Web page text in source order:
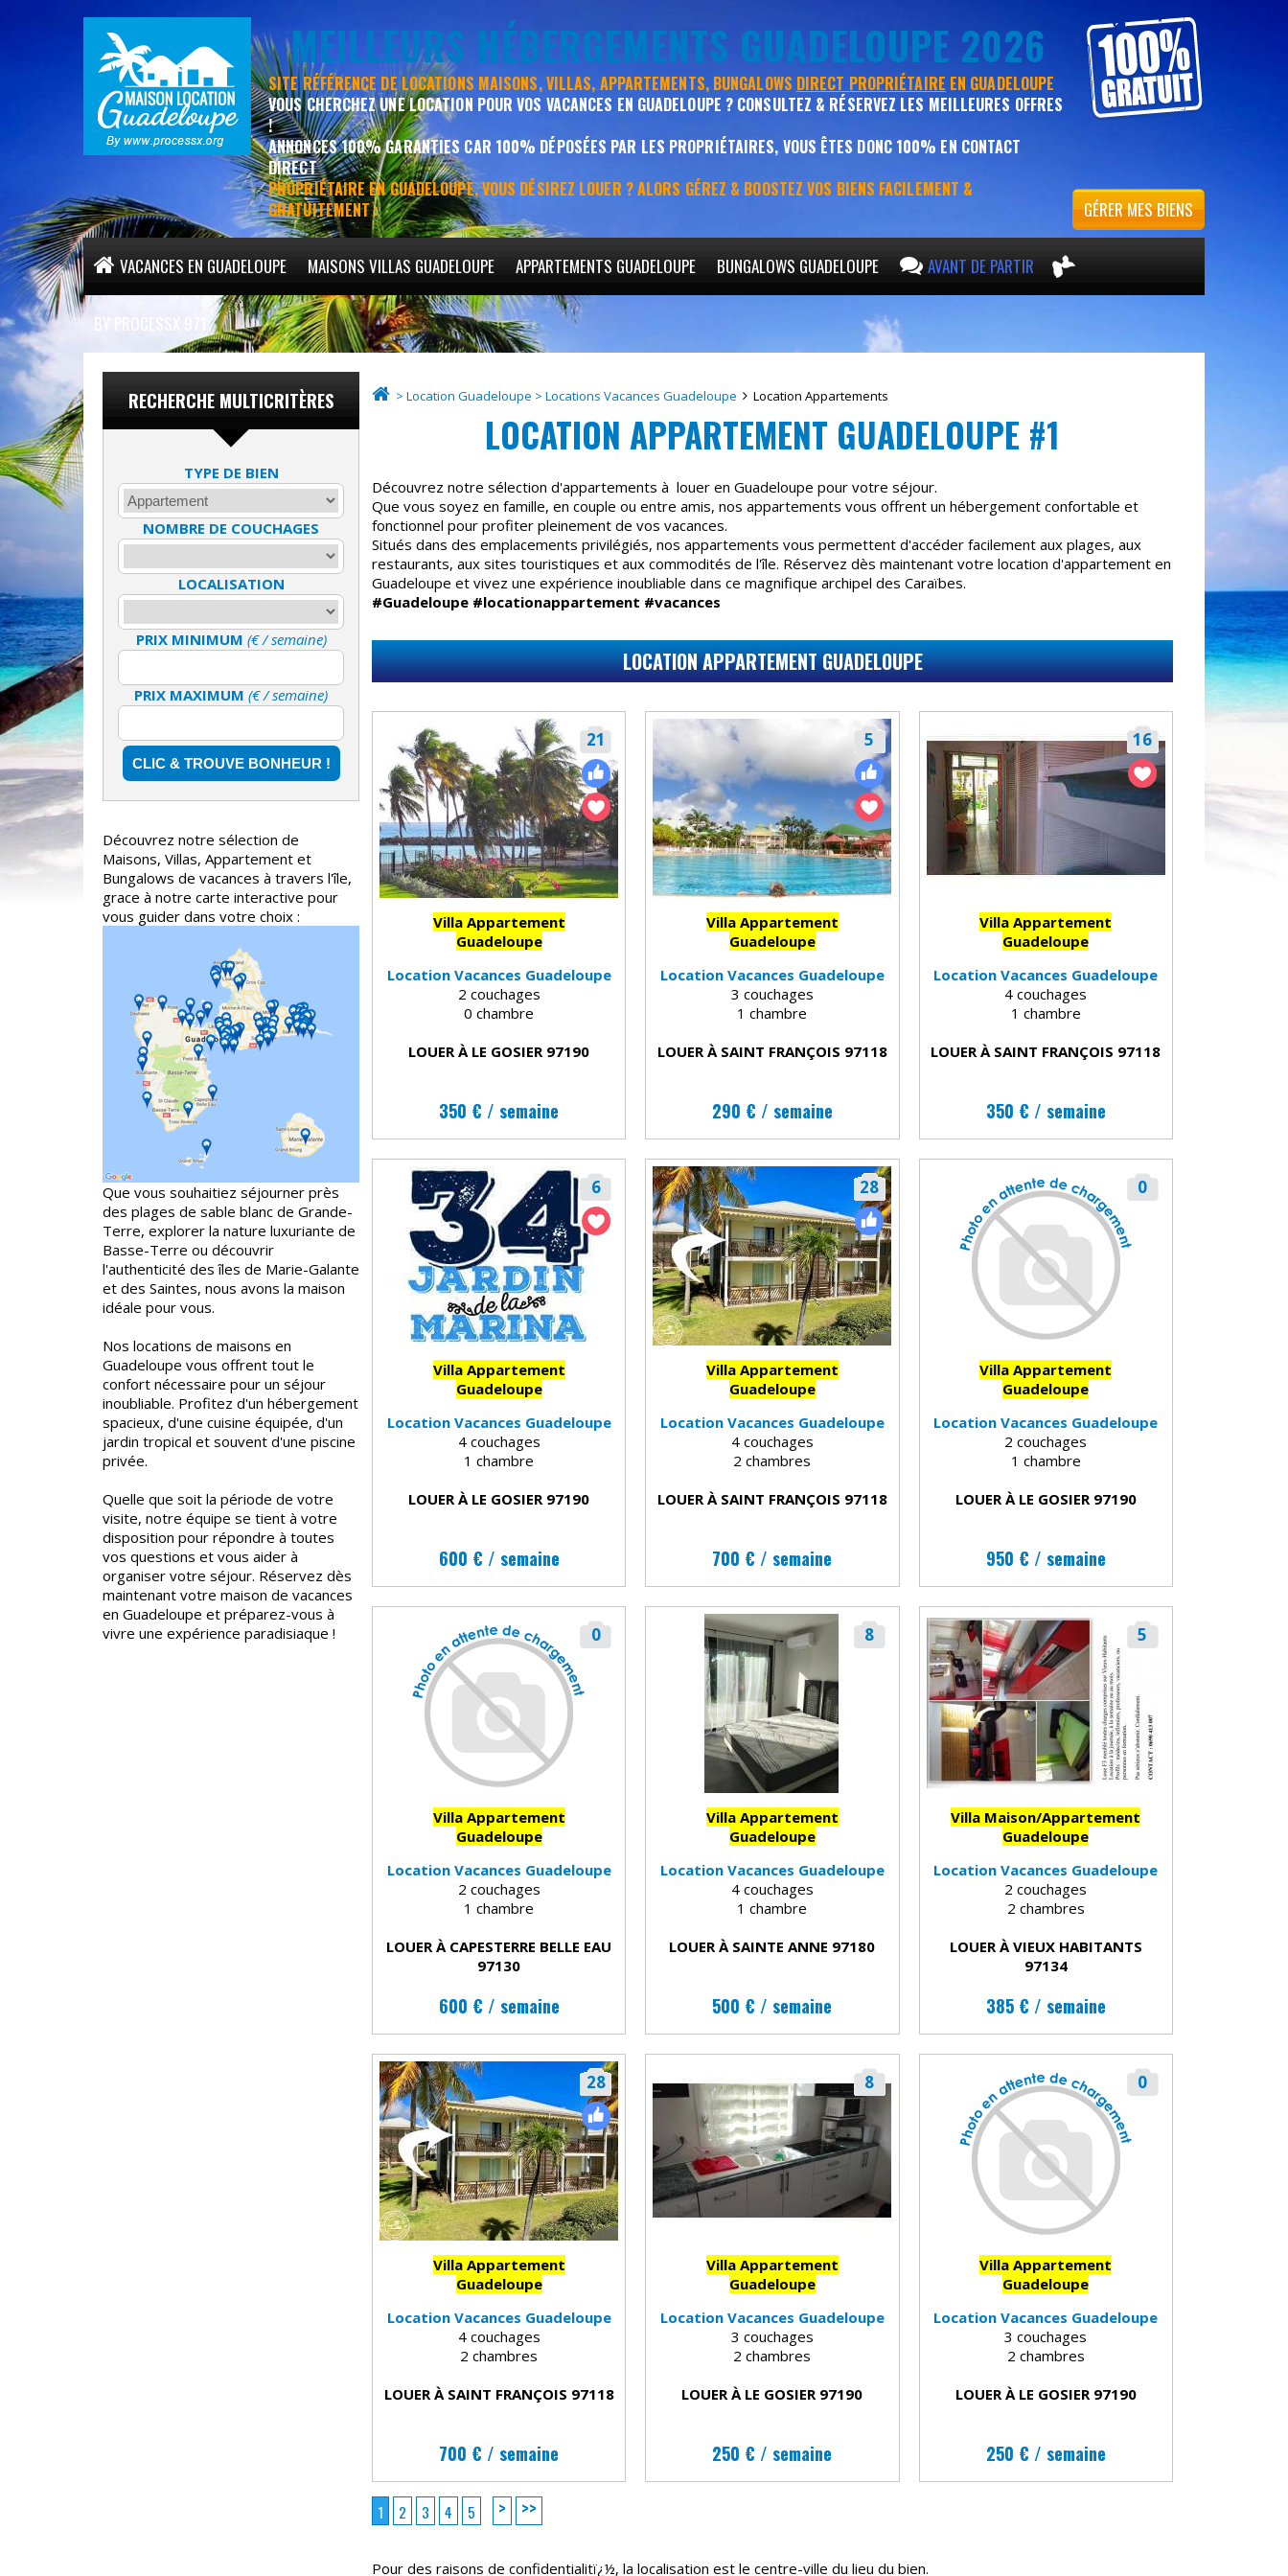
MEILLEURS HÉBERGEMENTS GUADELOUPE 2026
SITE RÉFÉRENCE DE LOCATIONS MAISONS, VILLAS, APPARTEMENTS, BUNGALOWS DIRECT PROPRIÉTAIRE EN GUADELOUPE
VOUS CHERCHEZ UNE LOCATION POUR VOS VACANCES EN GUADELOUPE ? CONSULTEZ & RÉSERVEZ LES MEILLEURES OFFRES
!
ANNONCES 100% GARANTIES CAR 100% DÉPOSÉES PAR LES PROPRIÉTAIRES, VOUS ÊTES DONC 100% EN CONTACT
DIRECT
PROPRIÉTAIRE EN GUADELOUPE, VOUS DÉSIREZ LOUER ? ALORS GÉREZ & BOOSTEZ VOS BIENS FACILEMENT &
GRATUITEMENT :
VACANCES EN GUADELOUPE MAISONS VILLAS GUADELOUPE APPARTEMENTS GUADELOUPE BUNGALOWS GUADELOUPE AVANT DE PARTIR
BY PROCESSX 971
GÉRER MES BIENS
> Location Guadeloupe > Locations Vacances Guadeloupe Location Appartements
LOCATION APPARTEMENT GUADELOUPE #1
Découvrez notre sélection d'appartements à louer en Guadeloupe pour votre séjour.
Que vous soyez en famille, en couple ou entre amis, nos appartements vous offrent un hébergement confortable et
fonctionnel pour profiter pleinement de vos vacances.
Situés dans des emplacements privilégiés, nos appartements vous permettent d'accéder facilement aux plages, aux
restaurants, aux sites touristiques et aux commodités de l'île. Réservez dès maintenant votre location d'appartement en
Guadeloupe et vivez une expérience inoubliable dans ce magnifique archipel des Caraïbes.
#Guadeloupe #locationappartement #vacances
LOCATION APPARTEMENT GUADELOUPE
21
Villa Appartement
Guadeloupe
Location Vacances Guadeloupe
2 couchages
0 chambre
LOUER À LE GOSIER 97190
350 € / semaine
5
Villa Appartement
Guadeloupe
Location Vacances Guadeloupe
3 couchages
1 chambre
LOUER À SAINT FRANÇOIS 97118
290 € / semaine
16
Villa Appartement
Guadeloupe
Location Vacances Guadeloupe
4 couchages
1 chambre
LOUER À SAINT FRANÇOIS 97118
350 € / semaine
6
Villa Appartement
Guadeloupe
Location Vacances Guadeloupe
4 couchages
1 chambre
LOUER À LE GOSIER 97190
600 € / semaine
28
Villa Appartement
Guadeloupe
Location Vacances Guadeloupe
4 couchages
2 chambres
LOUER À SAINT FRANÇOIS 97118
700 € / semaine
0
Villa Appartement
Guadeloupe
Location Vacances Guadeloupe
2 couchages
1 chambre
LOUER À LE GOSIER 97190
950 € / semaine
0
Villa Appartement
Guadeloupe
Location Vacances Guadeloupe
2 couchages
1 chambre
LOUER À CAPESTERRE BELLE EAU
97130
600 € / semaine
8
Villa Appartement
Guadeloupe
Location Vacances Guadeloupe
4 couchages
1 chambre
LOUER À SAINTE ANNE 97180
500 € / semaine
5
Villa Maison/Appartement
Guadeloupe
Location Vacances Guadeloupe
2 couchages
2 chambres
LOUER À VIEUX HABITANTS
97134
385 € / semaine
28
Villa Appartement
Guadeloupe
Location Vacances Guadeloupe
4 couchages
2 chambres
LOUER À SAINT FRANÇOIS 97118
700 € / semaine
8
Villa Appartement
Guadeloupe
Location Vacances Guadeloupe
3 couchages
2 chambres
LOUER À LE GOSIER 97190
250 € / semaine
0
Villa Appartement
Guadeloupe
Location Vacances Guadeloupe
3 couchages
2 chambres
LOUER À LE GOSIER 97190
250 € / semaine
1 2 3 4 5 > >>
Pour des raisons de confidentialitï¿½, la localisation est le centre-ville du lieu du bien.
RECHERCHE MULTICRITÈRES
TYPE DE BIEN
NOMBRE DE COUCHAGES
LOCALISATION
PRIX MINIMUM (€ / semaine)
PRIX MAXIMUM (€ / semaine)
Découvrez notre sélection de
Maisons, Villas, Appartement et
Bungalows de vacances à travers l'île,
grace à notre carte interactive pour
vous guider dans votre choix :
Que vous souhaitiez séjourner près
des plages de sable blanc de Grande-
Terre, explorer la nature luxuriante de
Basse-Terre ou découvrir
l'authenticité des îles de Marie-Galante
et des Saintes, nous avons la maison
idéale pour vous.
Nos locations de maisons en
Guadeloupe vous offrent tout le
confort nécessaire pour un séjour
inoubliable. Profitez d'un hébergement
spacieux, d'une cuisine équipée, d'un
jardin tropical et souvent d'une piscine
privée.
Quelle que soit la période de votre
visite, notre équipe se tient à votre
disposition pour répondre à toutes
vos questions et vous aider à
organiser votre séjour. Réservez dès
maintenant votre maison de vacances
en Guadeloupe et préparez-vous à
vivre une expérience paradisiaque !